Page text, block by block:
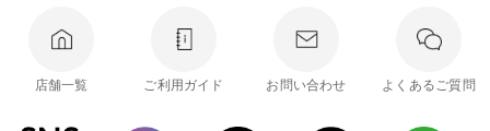
店舗一覧 ご利用ガイド お問い合わせ よくあるご質問